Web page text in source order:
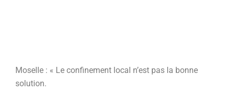
Moselle : « Le confinement local n’est pas la bonne
solution.